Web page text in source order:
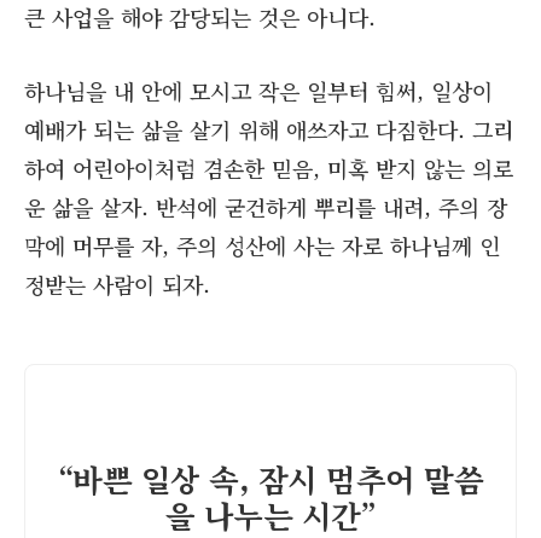
큰 사업을 해야 감당되는 것은 아니다.
하나님을 내 안에 모시고 작은 일부터 힘써, 일상이
예배가 되는 삶을 살기 위해 애쓰자고 다짐한다. 그리
하여 어린아이처럼 겸손한 믿음, 미혹 받지 않는 의로
운 삶을 살자. 반석에 굳건하게 뿌리를 내려, 주의 장
막에 머무를 자, 주의 성산에 사는 자로 하나님께 인
정받는 사람이 되자.
“바쁜 일상 속, 잠시 멈추어 말씀
을 나누는 시간”